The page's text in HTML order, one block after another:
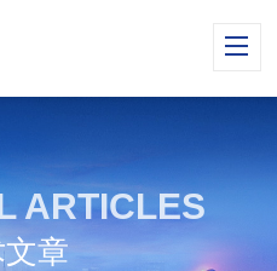
ARTICLES
章